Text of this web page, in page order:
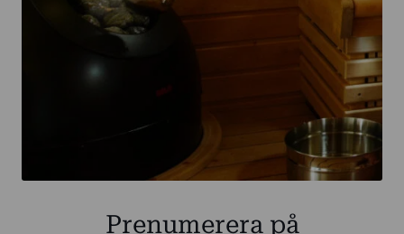
Prenumerera på